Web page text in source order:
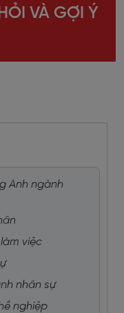
VÀ GỢI Ý
Anh ngành
việc
nhân sự
nghiệp